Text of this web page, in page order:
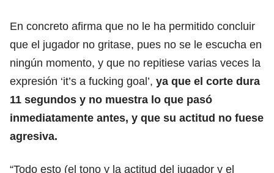
En concreto afirma que no le ha permitido concluir
que el jugador no gritase, pues no se le escucha en
ningún momento, y que no repitiese varias veces la
expresión ‘it’s a fucking goal’, ya que el corte dura
11 segundos y no muestra lo que pasó
inmediatamente antes, y que su actitud no fuese
agresiva.
“Todo esto (el tono y la actitud del jugador y el